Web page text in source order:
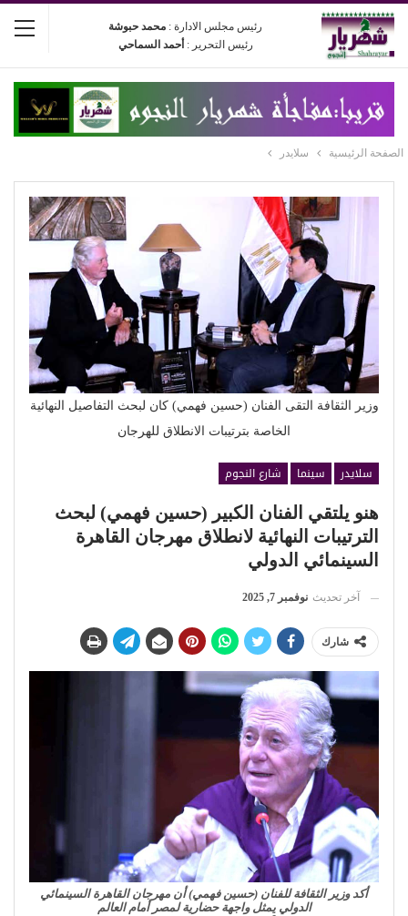
رئيس مجلس الادارة : محمد حبوشة
رئيس التحرير : أحمد السماحي
الصفحة الرئيسية سلايدر
وزير الثقافة التقى الفنان (حسين فهمي) كان لبحث التفاصيل النهائية
الخاصة بترتيبات الانطلاق للهرجان
سلايدر سينما
شارع النجوم
هنو يلتقي الفنان الكبير (حسين فهمي) لبحث
الترتيبات النهائية لانطلاق مهرجان القاهرة
السينمائي الدولي
آخر تحديث نوفمبر 7, 2025
شارك
أكد وزير الثقافة للفنان (حسين فهمي) أن مهرجان القاهرة السينمائي
الدولي يمثل واجهة حضارية لمصر أمام العالم